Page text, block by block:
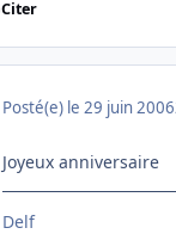
Citer
Posté(e) le 29 juin 2006
Joyeux anniversaire
Delf